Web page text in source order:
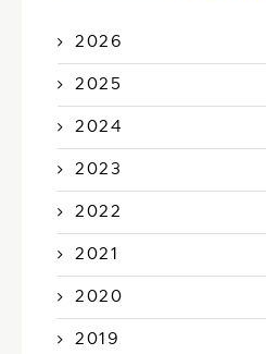
2026
2025
2024
2023
2022
2021
2020
2019